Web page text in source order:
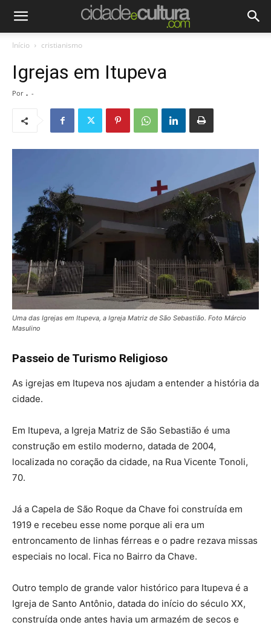
Início cristianismo
Igrejas em Itupeva
Por . -
Uma das Igrejas em Itupeva, a Igreja Matriz de São Sebastião. Foto Márcio
Masulino
Passeio de Turismo Religioso
As igrejas em Itupeva nos ajudam a entender a história da
cidade.
Em Itupeva, a Igreja Matriz de São Sebastião é uma
construção em estilo moderno, datada de 2004,
localizada no coração da cidade, na Rua Vicente Tonoli,
70.
Já a Capela de São Roque da Chave foi construída em
1919 e recebeu esse nome porque ali era um
entroncamento de linhas férreas e o padre rezava missas
especiais no local. Fica no Bairro da Chave.
Outro templo de grande valor histórico para Itupeva é a
Igreja de Santo Antônio, datada do início do século XX,
construída onde antes havia um armazém de secos e